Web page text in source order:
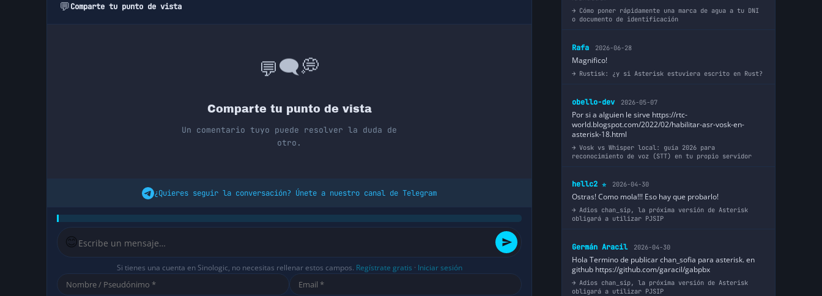
💬Comparte tu punto de vista
💬🗨️💭
Comparte tu punto de vista
Un comentario tuyo puede resolver la duda de
otro.
¿Quieres seguir la conversación? Únete a nuestro canal de Telegram
😊
Si tienes una cuenta en Sinologic, no necesitas rellenar estos campos. Regístrate gratis · Iniciar sesión
Cómo poner rápidamente una marca de agua a tu DNI
o documento de identificación
Rafa 2026-06-28
Magnifico!
Rustisk: ¿y si Asterisk estuviera escrito en Rust?
obello-dev 2026-05-07
Por si a alguien le sirve https://rtc-
world.blogspot.com/2022/02/habilitar-asr-vosk-en-
asterisk-18.html
Vosk vs Whisper local: guía 2026 para
reconocimiento de voz (STT) en tu propio servidor
hellc2 ⭐ 2026-04-30
Ostras! Como mola!!! Eso hay que probarlo!
Adios chan_sip, la próxima versión de Asterisk
obligará a utilizar PJSIP
Germán Aracil 2026-04-30
Hola Termino de publicar chan_sofia para asterisk. en
github https://github.com/garacil/gabpbx
Adios chan_sip, la próxima versión de Asterisk
obligará a utilizar PJSIP